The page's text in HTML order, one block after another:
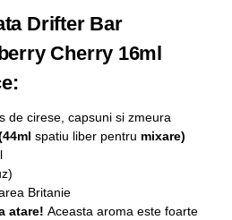
Drifter Bar
Cherry 16ml
de cirese, capsuni si zmeura
spatiu liber pentru mixare)
Britanie
atare! Aceasta aroma este foarte